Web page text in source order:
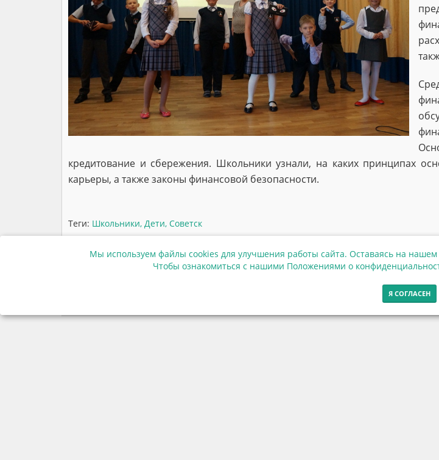
кредитование и сбережения. Школьники узнали, на каких принципах
карьеры, а также законы финансовой безопасности.
Теги: Школьники, Дети, Советск
Мы используем файлы cookies для улучшения работы сайта. Оставаясь на
Чтобы ознакомиться с нашими Положениями о
Я СОГЛАСЕН